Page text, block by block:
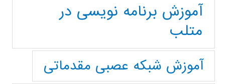
آموزش برنامه نویسی در
متلب
آموزش شبکه عصبی مقدماتی